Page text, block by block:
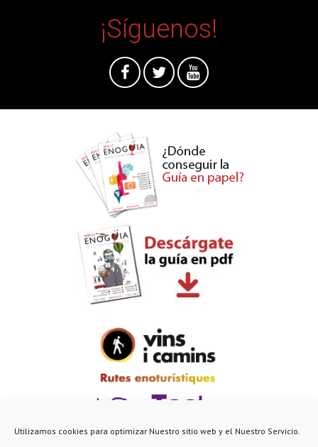
Utilizamos cookies para optimizar Nuestro sitio web y el Nuestro Servicio.
¡Síguenos!